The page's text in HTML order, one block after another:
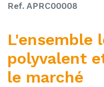
Ref. APRC00008
L'ensemble
polyvalent
le marché